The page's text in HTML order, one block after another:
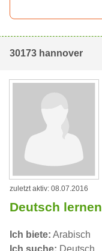
30173 hannover
zuletzt aktiv: 08.07.2016
Deutsch lernen
Ich biete: Arabisch